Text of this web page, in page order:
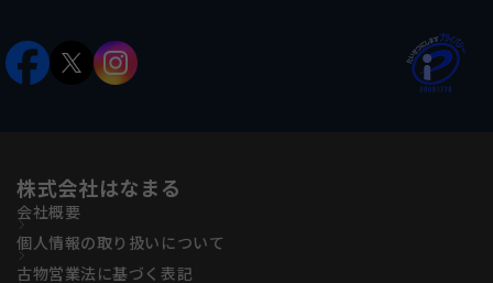
株式会社はなまる
会社概要
個人情報の取り扱いについて
古物営業法に基づく表記